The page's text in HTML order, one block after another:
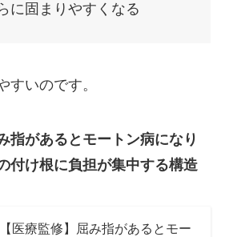
に固まりやすくなる
すいのです。
指があるとモートン病になり
付け根に負担が集中する構造
【医療監修】屈み指があるとモー